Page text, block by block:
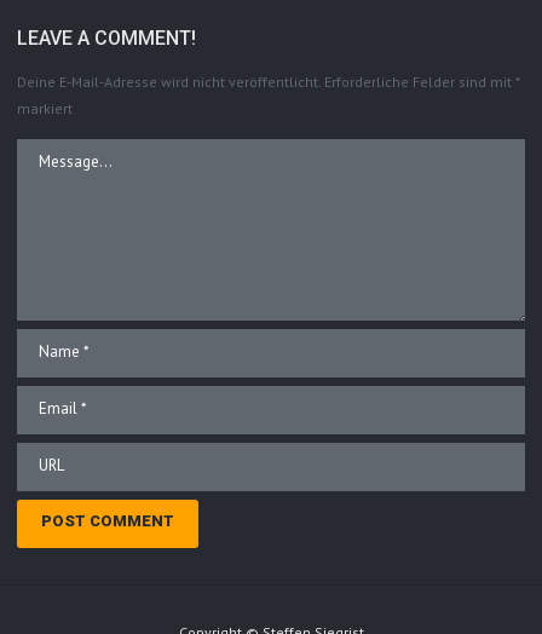
LEAVE A COMMENT!
Deine E-Mail-Adresse wird nicht veröffentlicht. Erforderliche Felder sind mit *
markiert